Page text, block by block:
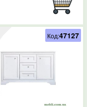
Код:47127